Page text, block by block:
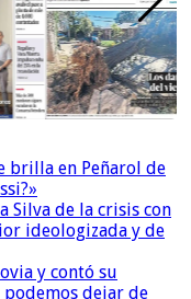
brilla en Peñarol de
Silva de la crisis con
ideologizada y de
y contó su
dejar de